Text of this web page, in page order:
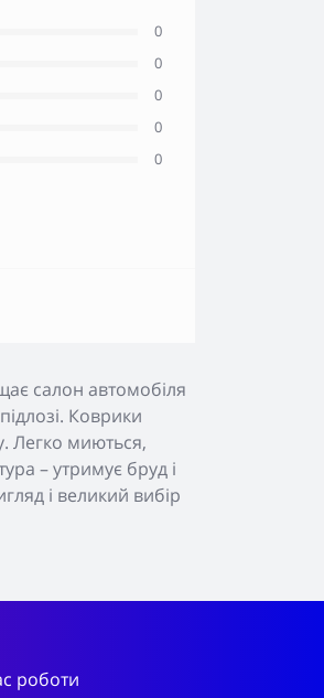
салон автомобіля
Коврики
Легко миються,
– утримує бруд і
і великий вибір
0
0
0
0
0
роботи